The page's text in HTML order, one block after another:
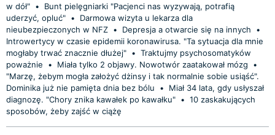
w dół" •
Bunt pielęgniarki "Pacjenci nas wyzywają, potrafią
uderzyć, opluć" •
Darmowa wizyta u lekarza dla
nieubezpieczonych w NFZ • Depresja a otwarcie się na innych
•
Introwertycy w czasie epidemii koronawirusa. "Ta sytuacja dla mnie
mogłaby trwać znacznie dłużej" • Traktujmy psychosomatyków
poważnie
• Miała tylko 2 objawy. Nowotwór zaatakował mózg
•
"Marzę, żebym mogła założyć dżinsy i tak normalnie sobie usiąść".
Dominika już nie pamięta dnia bez bólu
•
Miał 34 lata, gdy usłyszał
diagnozę. "Chory znika kawałek po kawałku" • 10 zaskakujących
sposobów, żeby zajść w ciążę